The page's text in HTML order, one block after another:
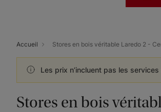
Accueil Stores en bois véritable Laredo 2 -
Les prix n’incluent pas les
Stores en bois